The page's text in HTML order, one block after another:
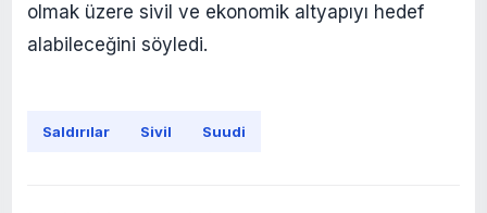
olmak üzere sivil ve ekonomik altyapıyı hedef
alabileceğini söyledi.
Saldırılar Sivil Suudi